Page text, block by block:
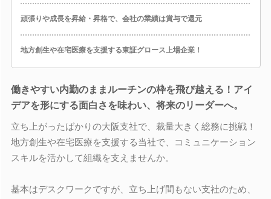
頑張りや成長を昇給・昇格で、会社の業績は賞与で還元
地方創生や在宅医療を支援する東証グロース上場企業！
働きやすい内勤のままルーチンの枠を飛び越える！アイ
デアを形にする面白さを味わい、将来のリーダーへ。
立ち上がったばかりの大阪支社で、裁量大きく総務に挑戦！
地方創生や在宅医療を支援する当社で、コミュニケーション
スキルを活かして組織を支えませんか。
基本はデスクワークですが、立ち上げ間もない支社のため、